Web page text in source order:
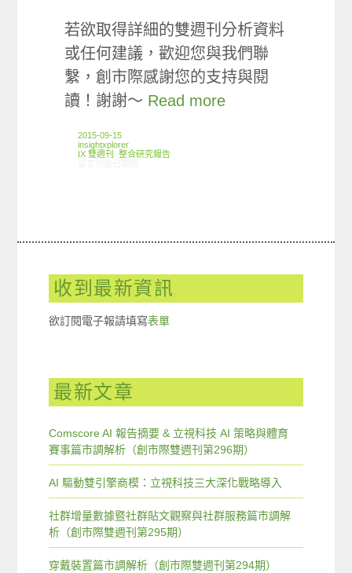
若欲取得詳細的雙週刊分析資料
或任何建議，歡迎您與我們聯
繫，創市際感謝您的支持與閱
讀！謝謝～ Read more
2015-09-15
insightxplorer
IX 雙週刊
,整合研究報告
收到最新資訊
欲訂閱電子報請填寫表單
最新文章
Comscore AI 報告摘要 & 立視科技 AI 策略與體育
賽事篇市調解析（創市際雙週刊第296期）
AI 驅動雙引擎商模：立視科技三大深化戰略導入
社群增量數據暨社群貼文觀察與社群服務篇市調解
析（創市際雙週刊第295期）
穿戴裝置篇市調解析（創市際雙週刊第294期）